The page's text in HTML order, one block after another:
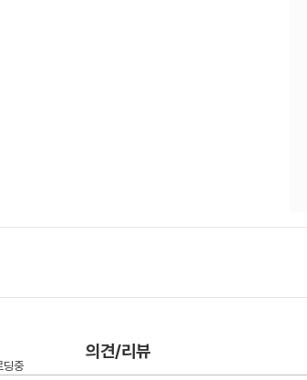
의견/리뷰